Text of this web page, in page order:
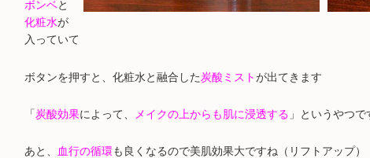
ボンベと
化粧水が
入っていて
ボタンを押すと、化粧水と融合した炭酸ミストが出てきます
「炭酸効果によって、 メイクの上からも肌に浸透する 」というやつで
あと、 血行の循環も良くなるので美肌効果大ですね（リフトアップ）